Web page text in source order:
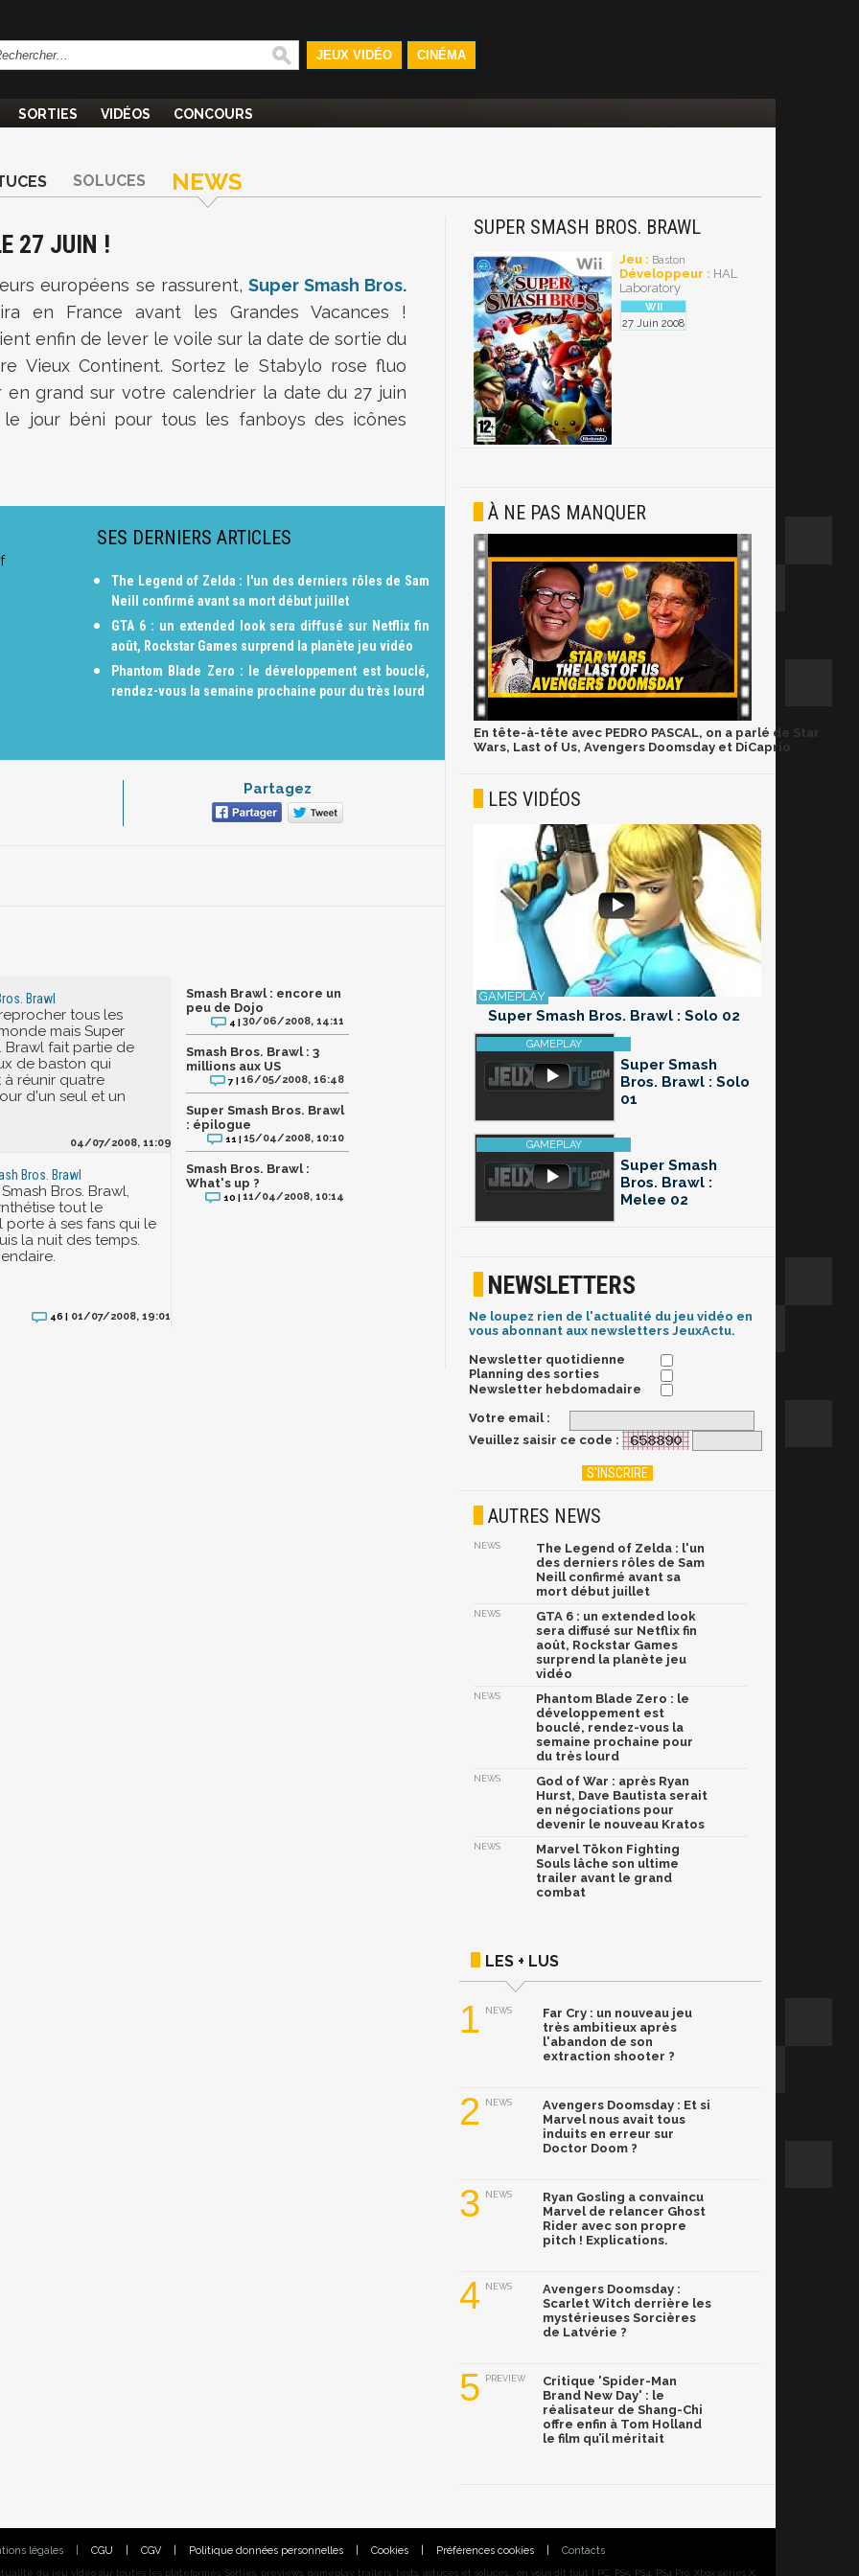
JEUX VIDÉO CINÉMA
SORTIES VIDÉOS CONCOURS
SOLUCES NEWS
27 JUIN !
européens se rassurent, Super Smash Bros.
en France avant les Grandes Vacances !
enfin de lever le voile sur la date de sortie du
Vieux Continent. Sortez le Stabylo rose fluo
en grand sur votre calendrier la date du 27 juin
le jour béni pour tous les fanboys des icônes
SES DERNIERS ARTICLES
The Legend of Zelda : l'un des derniers rôles de Sam
Neill confirmé avant sa mort début juillet
GTA 6 : un extended look sera diffusé sur Netflix fin
août, Rockstar Games surprend la planète jeu vidéo
Phantom Blade Zero : le développement est bouclé,
rendez-vous la semaine prochaine pour du très lourd
Partagez
Brawl
tous les
mais Super
Brawl fait partie de
de baston qui
à réunir quatre
d'un seul et un
04/07/2008, 11:09
Bros. Brawl
Bros. Brawl,
tout le
porte à ses fans qui le
la nuit des temps.
46 | 01/07/2008, 19:01
Smash Brawl : encore un
peu de Dojo
4 |30/06/2008, 14:11
Smash Bros. Brawl : 3
millions aux US
7 |16/05/2008, 16:48
Super Smash Bros. Brawl
: épilogue
11 |15/04/2008, 10:10
Smash Bros. Brawl :
What's up ?
10 |11/04/2008, 10:14
SUPER SMASH BROS. BRAWL
Jeu : Baston
Développeur : HAL
Laboratory
27 Juin 2008
À NE PAS MANQUER
En tête-à-tête avec PEDRO PASCAL, on a parlé de Star
Wars, Last of Us, Avengers Doomsday et DiCaprio
LES VIDÉOS
Super Smash Bros. Brawl : Solo 02
Super Smash
Bros. Brawl : Solo
01
Super Smash
Bros. Brawl :
Melee 02
NEWSLETTERS
Ne loupez rien de l'actualité du jeu vidéo en
vous abonnant aux newsletters JeuxActu.
Newsletter quotidienne
Planning des sorties
Newsletter hebdomadaire
Votre email :
Veuillez saisir ce code :
AUTRES NEWS
NEWS
The Legend of Zelda : l'un
des derniers rôles de Sam
Neill confirmé avant sa
mort début juillet
NEWS
GTA 6 : un extended look
sera diffusé sur Netflix fin
août, Rockstar Games
surprend la planète jeu
vidéo
NEWS
Phantom Blade Zero : le
développement est
bouclé, rendez-vous la
semaine prochaine pour
du très lourd
NEWS
God of War : après Ryan
Hurst, Dave Bautista serait
en négociations pour
devenir le nouveau Kratos
NEWS
Marvel Tōkon Fighting
Souls lâche son ultime
trailer avant le grand
combat
LES + LUS
1 NEWS
Far Cry : un nouveau jeu
très ambitieux après
l'abandon de son
extraction shooter ?
2 NEWS
Avengers Doomsday : Et si
Marvel nous avait tous
induits en erreur sur
Doctor Doom ?
3 NEWS
Ryan Gosling a convaincu
Marvel de relancer Ghost
Rider avec son propre
pitch ! Explications.
4 NEWS
Avengers Doomsday :
Scarlet Witch derrière les
mystérieuses Sorcières
de Latvérie ?
5 PREVIEW
Critique 'Spider-Man
Brand New Day' : le
réalisateur de Shang-Chi
offre enfin à Tom Holland
le film qu’il méritait
légales CGU CGV Politique données personnelles Cookies Préférences cookies Contacts
du jeu vidéo sur toutes les plateformes. Sorties, previews, gameplay, trailers, tests, astuces et soluces... on vous dit tout ! PC, PS5, PS4, PS4 Pro, Xbox series X,